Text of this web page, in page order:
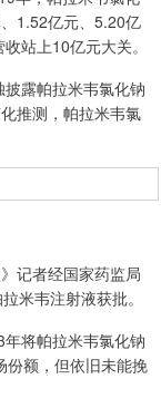
1.52亿元、5.20亿
站上10亿元大关。
露帕拉米韦氯化钠
推测，帕拉米韦氯
记者经国家药监局
米韦注射液获批。
将帕拉米韦氯化钠
份额，但依旧未能挽